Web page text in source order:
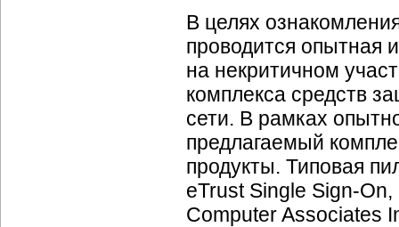
В целях
проводится опытная
на некритичном
комплекса средств
сети. В рамках
предлагаемый
продукты. Типовая
eTrust Single Sign-
Computer Associates